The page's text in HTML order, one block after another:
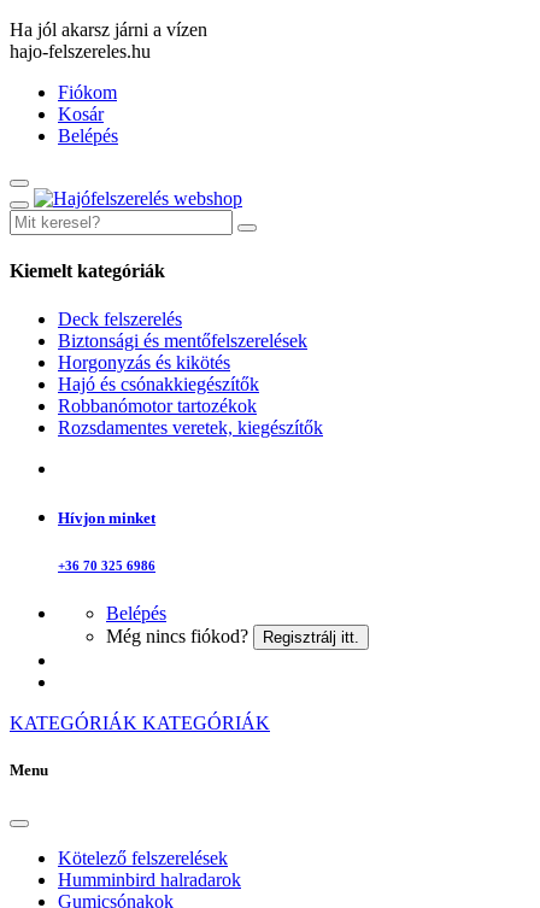
Ha jól akarsz járni a vízen
hajo-felszereles.hu
Fiókom
Kosár
Belépés
Kiemelt kategóriák
Deck felszerelés
Biztonsági és mentőfelszerelések
Horgonyzás és kikötés
Hajó és csónakkiegészítők
Robbanómotor tartozékok
Rozsdamentes veretek, kiegészítők
Hívjon minket
+36 70 325 6986
Belépés
Még nincs fiókod?
Regisztrálj itt.
KATEGÓRIÁK KATEGÓRIÁK
Menu
Kötelező felszerelések
Humminbird halradarok
Gumicsónakok